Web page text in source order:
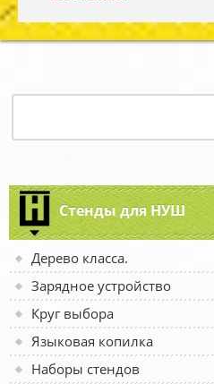
Стенды для НУШ
Дерево класса.
Зарядное устройство
Круг выбора
Языковая копилка
Наборы стендов